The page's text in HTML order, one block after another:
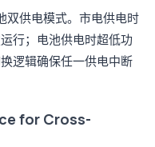
双供电模式。市电供电时
行；电池供电时超低功
逻辑确保任一供电中断
for Cross-